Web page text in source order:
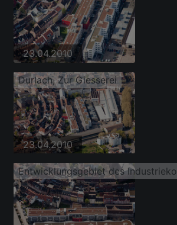
23.04.2010
Durlach, Zur Giesserei
23.04.2010